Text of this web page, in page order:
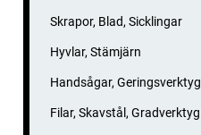
Skrapor, Blad, Sicklingar
Hyvlar, Stämjärn
Handsågar, Geringsverktyg
Filar, Skavstål, Gradverktyg